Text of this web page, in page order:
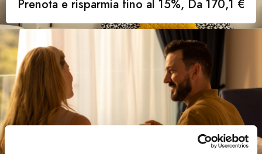
Prenota e risparmia fino al 15%, Da 170,1 €